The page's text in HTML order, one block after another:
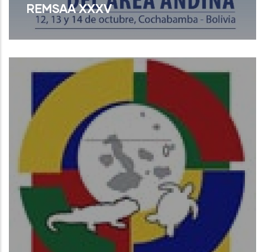
REMSAA XXXV
Read More